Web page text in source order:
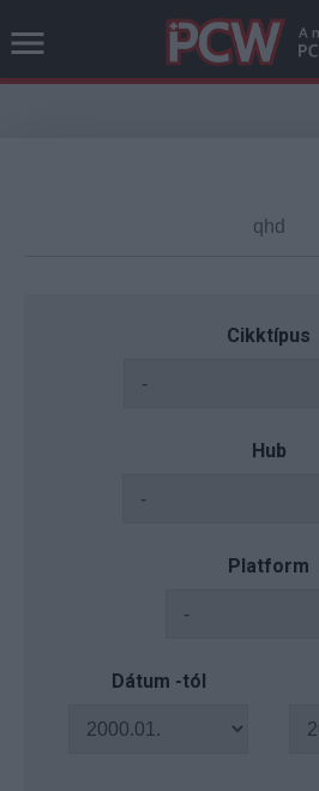
Cikktípus
Hub
Platform
Dátum -tól